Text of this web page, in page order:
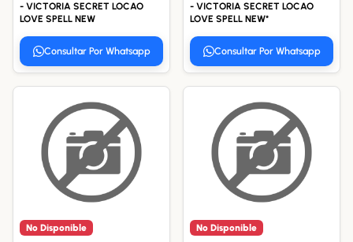
- VICTORIA SECRET LOCAO
LOVE SPELL NEW
Consultar Por Whatsapp
- VICTORIA SECRET LOCAO
LOVE SPELL NEW*
Consultar Por Whatsapp
No Disponible No Disponible